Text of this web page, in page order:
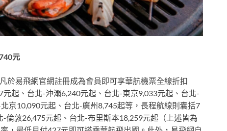
元
於易飛網官網註冊成為會員即可享華航機票全線折扣
起、台北-沖澠6,240元起、台北-東京9,033元起、台北-
京10,090元起、台北-廣州8,745起等，長程航線則囊括7
倫敦26,475元起、台北-布里斯本18,259元起（上述皆為